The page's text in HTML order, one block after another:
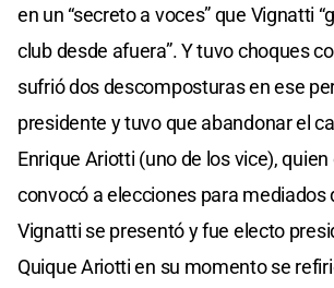
en un “secreto a voces” que Vignatti
club desde afuera”. Y tuvo choques
sufrió dos descomposturas en ese
presidente y tuvo que abandonar el
Enrique Ariotti (uno de los vice),
convocó a elecciones para mediados
Vignatti se presentó y fue electo
Quique Ariotti en su momento se